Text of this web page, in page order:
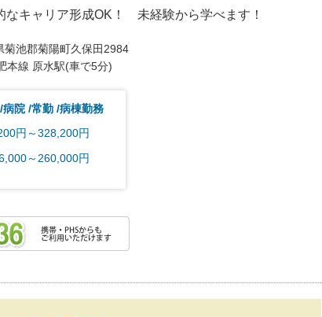
キャリア形成OK！ 未経験から学べます！
菊池郡菊陽町久保田2984
本線 原水駅(車で5分)
病院 常勤 病棟勤務
円～328,200円
～260,000円